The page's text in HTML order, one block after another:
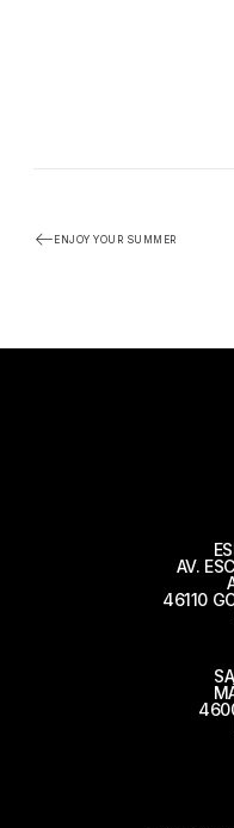
ENJOY YOUR SUMMER
AV.
46110